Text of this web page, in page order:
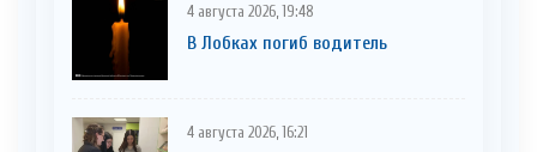
4 августа 2026, 19:48
В Лобках погиб водитель
4 августа 2026, 16:21